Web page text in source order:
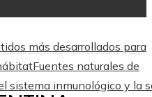
más desarrollados para
Fuentes naturales de
sistema inmunológico y la